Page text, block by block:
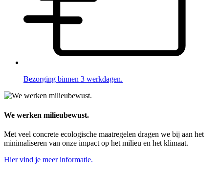
Bezorging binnen 3 werkdagen.
We werken milieubewust.
Met veel concrete ecologische maatregelen dragen we bij aan het
minimaliseren van onze impact op het milieu en het klimaat.
Hier vind je meer informatie.